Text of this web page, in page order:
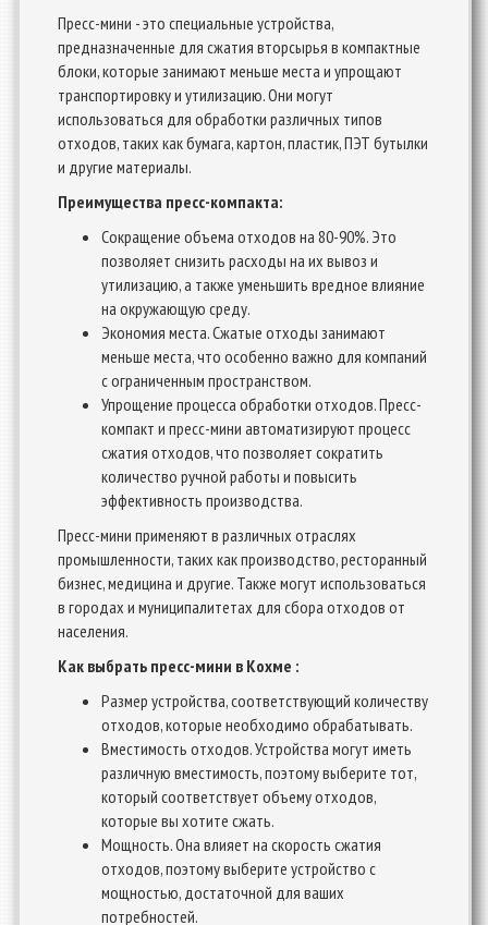
Пресс-мини - это специальные устройства,
предназначенные для сжатия вторсырья в компактные
блоки, которые занимают меньше места и упрощают
транспортировку и утилизацию. Они могут
использоваться для обработки различных типов
отходов, таких как бумага, картон, пластик, ПЭТ бутылки
и другие материалы.
Преимущества пресс-компакта:
Сокращение объема отходов на 80-90%. Это
позволяет снизить расходы на их вывоз и
утилизацию, а также уменьшить вредное влияние
на окружающую среду.
Экономия места. Сжатые отходы занимают
меньше места, что особенно важно для компаний
с ограниченным пространством.
Упрощение процесса обработки отходов. Пресс-
компакт и пресс-мини автоматизируют процесс
сжатия отходов, что позволяет сократить
количество ручной работы и повысить
эффективность производства.
Пресс-мини применяют в различных отраслях
промышленности, таких как производство, ресторанный
бизнес, медицина и другие. Также могут использоваться
в городах и муниципалитетах для сбора отходов от
населения.
Как выбрать пресс-мини в Кохме :
Размер устройства, соответствующий количеству
отходов, которые необходимо обрабатывать.
Вместимость отходов. Устройства могут иметь
различную вместимость, поэтому выберите тот,
который соответствует объему отходов,
которые вы хотите сжать.
Мощность. Она влияет на скорость сжатия
отходов, поэтому выберите устройство с
мощностью, достаточной для ваших
потребностей.